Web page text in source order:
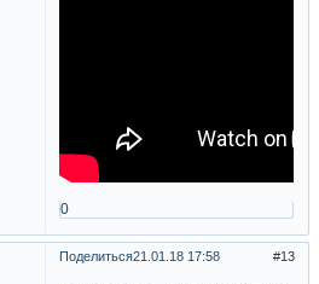
0
Поделиться 13
21.01.18 17:58